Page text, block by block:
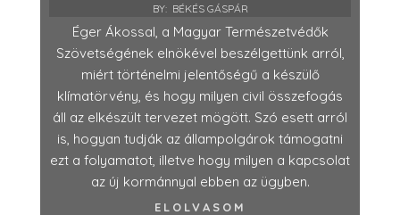
BY: BÉKÉS GÁSPÁR
Éger Ákossal, a Magyar Természetvédők
Szövetségének elnökével beszélgettünk arról,
miért történelmi jelentőségű a készülő
klímatörvény, és hogy milyen civil összefogás
áll az elkészült tervezet mögött. Szó esett arról
is, hogyan tudják az állampolgárok támogatni
ezt a folyamatot, illetve hogy milyen a kapcsolat
az új kormánnyal ebben az ügyben.
ELOLVASOM